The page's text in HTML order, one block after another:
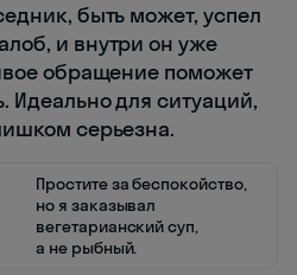
быть может, успел
и внутри он уже
обращение поможет
Идеально для ситуаций,
серьезна.
Простите за беспокойство,
но я заказывал
вегетарианский суп,
а не рыбный.